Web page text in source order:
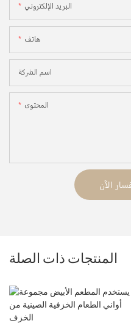
البريد الإلكتروني
هاتف
اسم الشركة
المحتوى
الآن
المنتجات ذات الصلة